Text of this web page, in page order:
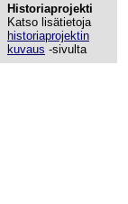
Historiaprojekti
Katso lisätietoja
historiaprojektin
kuvaus -sivulta